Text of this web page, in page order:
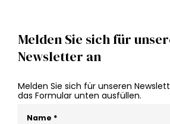
Melden Sie sich für
Newsletter an
Melden Sie sich für unseren
das Formular unten ausfüllen.
Name *